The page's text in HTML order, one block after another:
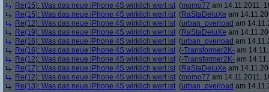
Re(15): Was das neue iPhone 4S wirklich wert ist (momo77 am 14.11.2011,
Re(15): Was das neue iPhone 4S wirklich wert ist (RaStaDeluXe am
Re(12): Was das neue iPhone 4S wirklich wert ist (urban_overload am
Re(19): Was das neue iPhone 4S wirklich wert ist (RaStaDeluXe am
Re(16): Was das neue iPhone 4S wirklich wert ist (urban_overload am
Re(16): Was das neue iPhone 4S wirklich wert ist (-Transformer2K- am
Re(12): Was das neue iPhone 4S wirklich wert ist (-Transformer2K- am
Re(17): Was das neue iPhone 4S wirklich wert ist (RaStaDeluXe am
Re(12): Was das neue iPhone 4S wirklich wert ist (momo77 am 14.11.2011,
Re(13): Was das neue iPhone 4S wirklich wert ist (urban_overload am